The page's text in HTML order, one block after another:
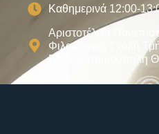
Καθημερινά 12:00-
Αριστοτέλειο
Φιλοσοφική Σχολή
Πανεπιστημιούπολη